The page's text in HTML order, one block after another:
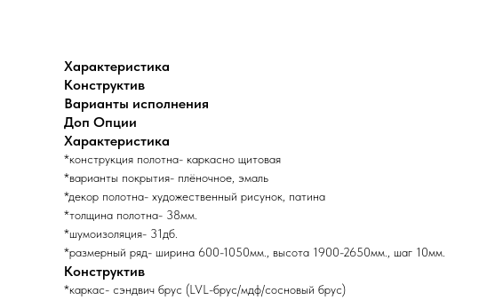
Характеристика
Конструктив
Варианты исполнения
Доп Опции
Характеристика
*конструкция полотна- каркасно щитовая
*варианты покрытия- плёночное, эмаль
*декор полотна- художественный рисунок, патина
*толщина полотна- 38мм.
*шумоизоляция- 31дб.
*размерный ряд- ширина 600-1050мм., высота 1900-2650мм., шаг 10мм.
Конструктив
*каркас- сэндвич брус (LVL-брус/мдф/сосновый брус)